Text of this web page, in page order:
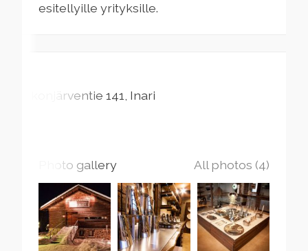
esitellyille yrityksille.
Ukonjärventie 141 Inari
Photo gallery All photos (4)